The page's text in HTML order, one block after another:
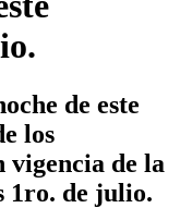
de este
los
vigencia de la
1ro. de julio.